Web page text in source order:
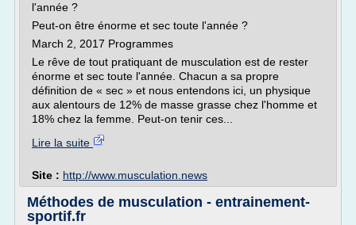
l'année ?
Peut-on être énorme et sec toute l'année ?
March 2, 2017 Programmes
Le rêve de tout pratiquant de musculation est de rester
énorme et sec toute l'année. Chacun a sa propre
définition de « sec » et nous entendons ici, un physique
aux alentours de 12% de masse grasse chez l'homme et
18% chez la femme. Peut-on tenir ces...
Lire la suite
Site : http://www.musculation.news
Méthodes de musculation - entrainement-
sportif.fr